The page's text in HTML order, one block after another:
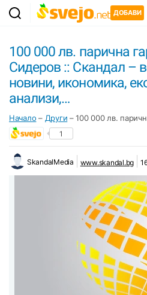
ДОБАВИ
100 000 лв. парична
Сидеров :: Скандал –
новини, икономика,
анализи,…
Начало – Други –100 000 лв.
1
SkandalMedia www.skandal.bg